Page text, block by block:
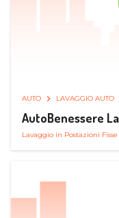
AUTO LAVAGGIO AUTO
AutoBenessere
Lavaggio in Postazioni Fisse